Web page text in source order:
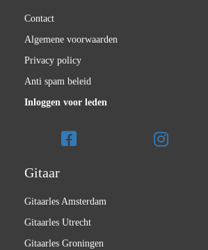
Contact
Algemene voorwaarden
Privacy policy
Anti spam beleid
Inloggen voor leden
Gitaar
Gitaarles Amsterdam
Gitaarles Utrecht
Gitaarles Groningen